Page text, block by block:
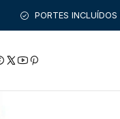
PORTESMALAS DE